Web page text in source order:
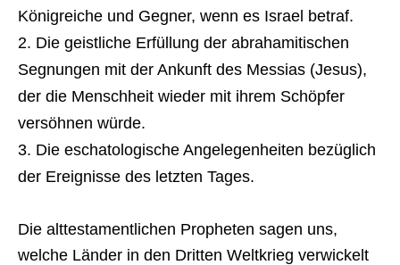
Königreiche und Gegner, wenn es Israel betraf.
Die geistliche Erfüllung der abrahamitischen
Segnungen mit der Ankunft des Messias (Jesus),
der die Menschheit wieder mit ihrem Schöpfer
versöhnen würde.
Die eschatologische Angelegenheiten bezüglich
der Ereignisse des letzten Tages.
Die alttestamentlichen Propheten sagen uns,
welche Länder in den Dritten Weltkrieg verwickelt